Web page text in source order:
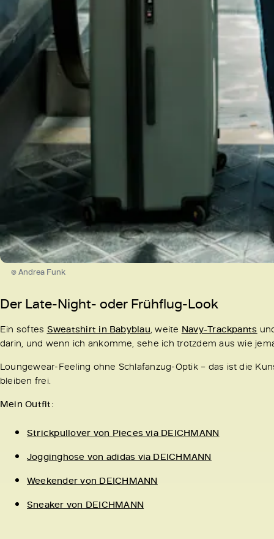
© Andrea Funk
Der Late-Night- oder Frühflug-Look
Ein softes Sweatshirt in Babyblau, weite Navy-Trackpants
darin, und wenn ich ankomme, sehe ich trotzdem aus wie
Loungewear-Feeling ohne Schlafanzug-Optik – das ist die
bleiben frei.
Mein Outfit:
Strickpullover von Pieces via DEICHMANN
Jogginghose von adidas via DEICHMANN
Weekender von DEICHMANN
Sneaker von DEICHMANN